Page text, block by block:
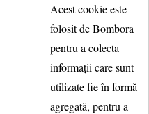
Acest cookie este
folosit de Bombora
pentru a colecta
informații care sunt
utilizate fie în formă
agregată, pentru a